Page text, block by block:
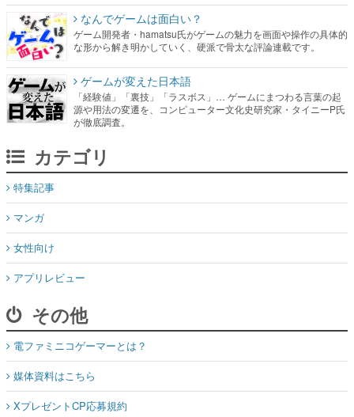
ゲームが変えた日本語
「経験値」「裏技」「ラスボス」… ゲームにまつわる言葉の起
源や用法の変遷を、コンピューター文化史研究家・タイニーP氏
カテゴリ
マンガ
女性向け
アプリレビュー
その他
電ファミニコゲーマーとは？
媒体資料はこちら
XプレゼントCP応募規約
運営：株式会社マレ